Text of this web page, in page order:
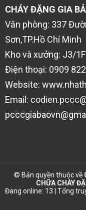
CHÁY ĐẶNG GIA
Văn phòng: 337
Sơn,TP.Hồ Chí Minh
Kho và xưởng: J3/
Điện thoại: 0909
Website:
Email:
© Bản quyền thuộc về
CHỮA CHÁY
Đang online: 13 | Tổng